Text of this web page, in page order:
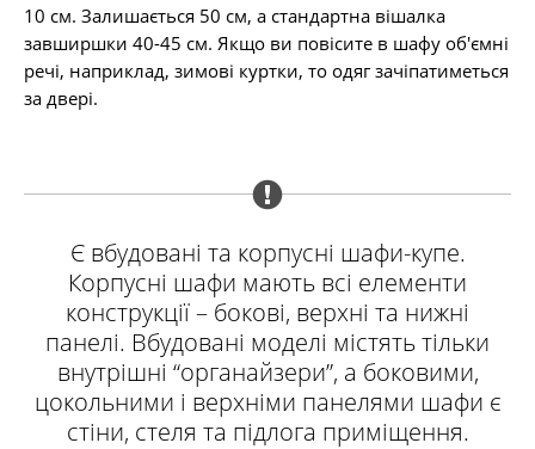
10 см. Залишається 50 см, а стандартна вішалка
завширшки 40-45 см. Якщо ви повісите в шафу об'ємні
речі, наприклад, зимові куртки, то одяг зачіпатиметься
за двері.
Є вбудовані та корпусні шафи-купе.
Корпусні шафи мають всі елементи
конструкції – бокові, верхні та нижні
панелі. Вбудовані моделі містять тільки
внутрішні “органайзери”, а боковими,
цокольними і верхніми панелями шафи є
стіни, стеля та підлога приміщення.